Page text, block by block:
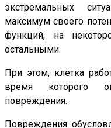
экстремальных
максимум своего
функций, на
остальными.
При этом, клетка
время которого
повреждения.
Повреждения